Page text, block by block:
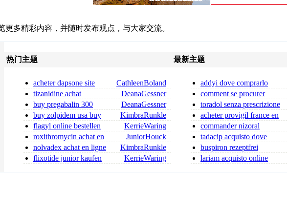
更多精彩内容，并随时发布观点，与大家交流。
热门主题
CathleenBoland
acheter dapsone site
fiable
DeanaGessner
tizanidine achat
tizanidine sans ordonnance
DeanaGessner
buy pregabalin 300
online pregabalin 300 mg for saKimbraRunkle
buy zolpidem usa buy
zolpidem
KerrieWaring
flagyl online bestellen
flagyl bestellen
JuniorHouck
roxithromycin achat en
toute sécurité
KimbraRunkle
nolvadex achat en ligne
nolvadex acheter
KerrieWaring
flixotide junior kaufen
最新主题
addyi dove comprarlo
comment se procurer
stromectol 2026
toradol senza prescrizione
toradol si può comprar
acheter provigil france en
toute sécurité
commander nizoral
nizoral achat
tadacip acquisto dove
comprare tadacip
buspiron rezeptfrei
buspirone kaufen
lariam acquisto online